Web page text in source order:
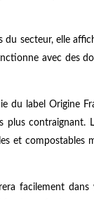
du secteur, elle
avec des
du label Origine
plus contraignant.
et compostables
facilement